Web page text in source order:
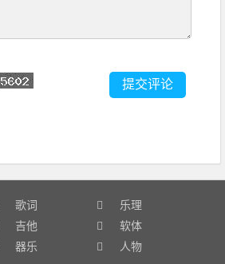
歌词
乐理
吉他
软体
器乐 人物